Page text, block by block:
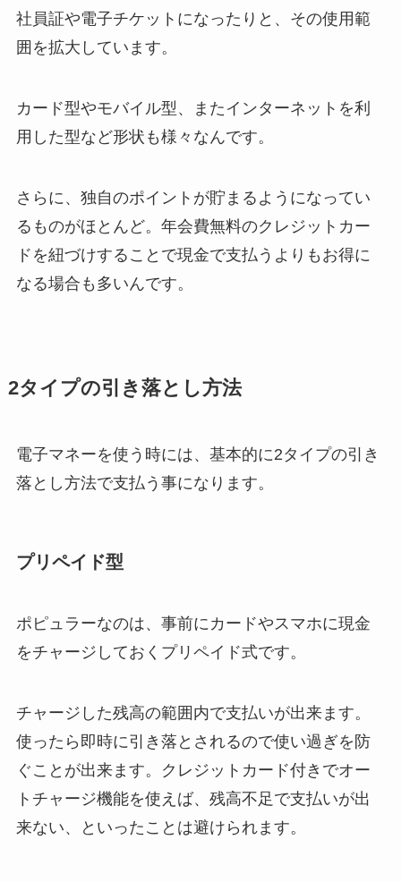
社員証や電子チケットになったりと、その使用範
囲を拡大しています。
カード型やモバイル型、またインターネットを利
用した型など形状も様々なんです。
さらに、独自のポイントが貯まるようになってい
るものがほとんど。年会費無料のクレジットカー
ドを紐づけすることで現金で支払うよりもお得に
なる場合も多いんです。
2タイプの引き落とし方法
電子マネーを使う時には、基本的に2タイプの引き
落とし方法で支払う事になります。
プリペイド型
ポピュラーなのは、事前にカードやスマホに現金
をチャージしておくプリペイド式です。
チャージした残高の範囲内で支払いが出来ます。
使ったら即時に引き落とされるので使い過ぎを防
ぐことが出来ます。クレジットカード付きでオー
トチャージ機能を使えば、残高不足で支払いが出
来ない、といったことは避けられます。